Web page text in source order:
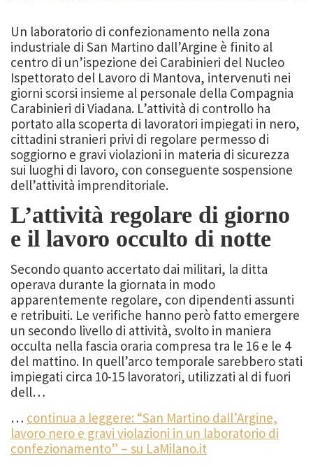
Un laboratorio di confezionamento nella zona
industriale di San Martino dall’Argine è finito al
centro di un’ispezione dei Carabinieri del Nucleo
Ispettorato del Lavoro di Mantova, intervenuti nei
giorni scorsi insieme al personale della Compagnia
Carabinieri di Viadana. L’attività di controllo ha
portato alla scoperta di lavoratori impiegati in nero,
cittadini stranieri privi di regolare permesso di
soggiorno e gravi violazioni in materia di sicurezza
sui luoghi di lavoro, con conseguente sospensione
dell’attività imprenditoriale.
L’attività regolare di giorno
e il lavoro occulto di notte
Secondo quanto accertato dai militari, la ditta
operava durante la giornata in modo
apparentemente regolare, con dipendenti assunti
e retribuiti. Le verifiche hanno però fatto emergere
un secondo livello di attività, svolto in maniera
occulta nella fascia oraria compresa tra le 16 e le 4
del mattino. In quell’arco temporale sarebbero stati
impiegati circa 10-15 lavoratori, utilizzati al di fuori
dell…
… continua a leggere: “San Martino dall’Argine,
lavoro nero e gravi violazioni in un laboratorio di
confezionamento” – su LaMilano.it